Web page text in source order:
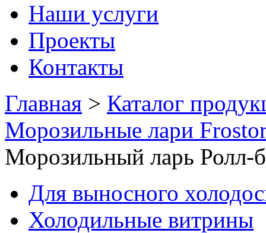
Наши услуги
Проекты
Контакты
Главная > Каталог
Морозильные лари
Морозильный ларь Ролл-
Для выносного
Холодильные витрины